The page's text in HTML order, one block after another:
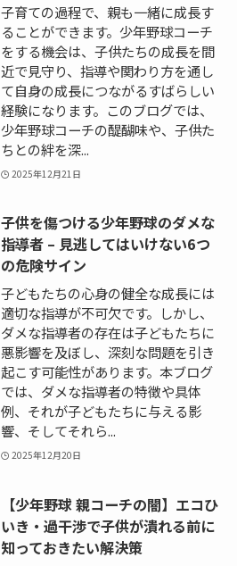
子育ての過程で、親も一緒に成長す
ることができます。少年野球コーチ
をする機会は、子供たちの成長を間
近で見守り、指導や関わり方を通し
て自身の成長につながるすばらしい
経験になります。このブログでは、
少年野球コーチの醍醐味や、子供た
ちとの絆を深...
2025年12月21日
子供を傷つける少年野球のダメな
指導者 – 見逃してはいけない6つ
の危険サイン
子どもたちの心身の健全な成長には
適切な指導が不可欠です。しかし、
ダメな指導者の存在は子どもたちに
悪影響を及ぼし、深刻な問題を引き
起こす可能性があります。本ブログ
では、ダメな指導者の特徴や具体
例、それが子どもたちに与える影
響、そしてそれら...
2025年12月20日
【少年野球 親コーチの闇】エコひ
いき・過干渉で子供が潰れる前に
知っておきたい解決策